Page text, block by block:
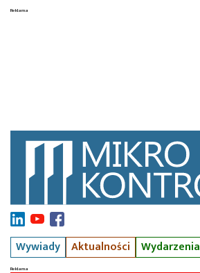
Wywiady Aktualności Wydarzenia